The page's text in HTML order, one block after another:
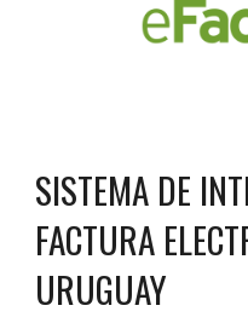
SISTEMA DE
FACTURA
URUGUAY